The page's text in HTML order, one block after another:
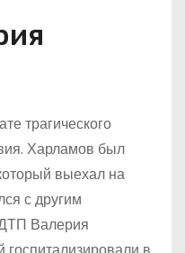
трагического
Харламов был
выехал на
с другим
Валерия